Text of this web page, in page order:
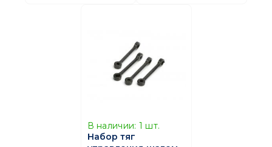
В наличии: 1 шт.
Набор тяг